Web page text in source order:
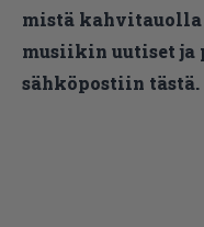
mistä kahvitauolla
musiikin uutiset ja
sähköpostiin tästä.